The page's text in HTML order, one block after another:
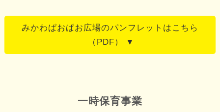
みかわぱおぱお広場のパンフレットはこちら
（PDF）
一時保育事業